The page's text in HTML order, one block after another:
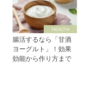
腸活するなら「甘酒
ヨーグルト」！効果
効能から作り方まで